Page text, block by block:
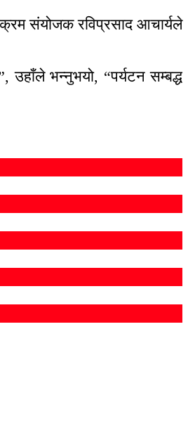
संयोजक रविप्रसाद आचार्यले
उहाँले भन्नुभयो, “पर्यटन सम्बद्ध